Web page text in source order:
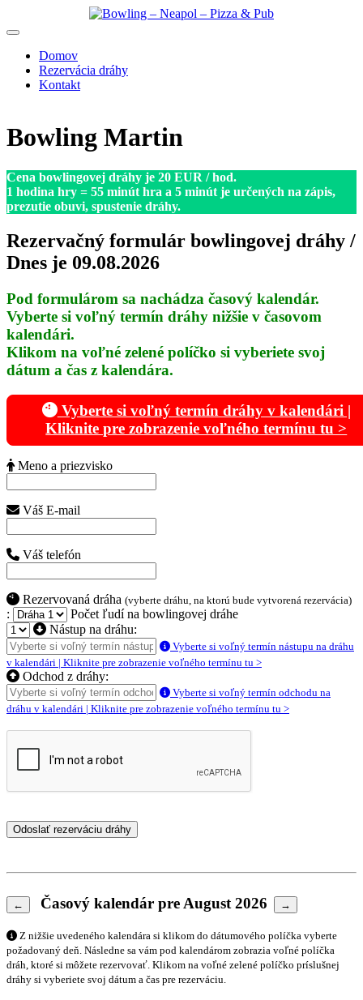
na
Domov
Rezervácia dráhy
Kontakt
Bowling Martin
Cena bowlingovej dráhy je 20 EUR / hod.
1 hodina hry = 55 minút hra a 5 minút je určených na zápis,
prezutie obuvi, spustenie dráhy.
Rezervačný formulár bowlingovej dráhy /
Dnes je 09.08.2026
Pod formulárom sa nachádza časový kalendár.
Vyberte si voľný termín dráhy nižšie v časovom
kalendári.
Klikom na voľné zelené políčko si vyberiete svoj
dátum a čas z kalendára.
Vyberte si voľný termín dráhy v kalendári |
Kliknite pre zobrazenie voľného termínu tu >
Meno a priezvisko
Váš E-mail
Váš telefón
Rezervovaná dráha (vyberte dráhu, na ktorú bude vytvorená rezervácia)
:
Počet ľudí na bowlingovej dráhe
Nástup na dráhu:
Vyberte si voľný termín nástupu na dráhu
v kalendári | Kliknite pre zobrazenie voľného termínu tu >
Odchod z dráhy:
Vyberte si voľný termín odchodu na
dráhu v kalendári | Kliknite pre zobrazenie voľného termínu tu >
← Časový kalendár pre August 2026 →
Z nižšie uvedeného kalendára si klikom do dátumového políčka vyberte
požadovaný deň. Následne sa vám pod kalendárom zobrazia voľné políčka
dráh, ktoré si môžete rezervovať. Klikom na voľné zelené políčko príslušnej
dráhy si vyberiete svoj dátum a čas pre rezerváciu.